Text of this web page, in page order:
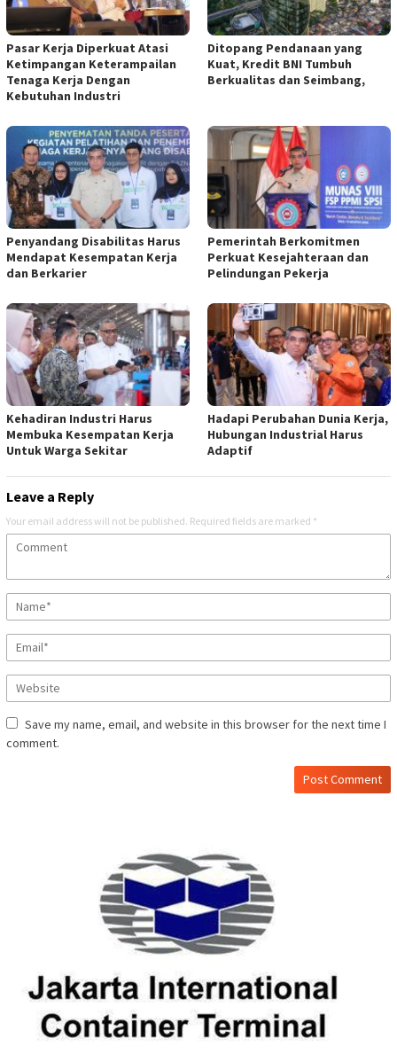
Pasar Kerja Diperkuat Atasi
Ketimpangan Keterampailan
Tenaga Kerja Dengan
Kebutuhan Industri
Ditopang Pendanaan yang
Kuat, Kredit BNI Tumbuh
Berkualitas dan Seimbang,
Penyandang Disabilitas Harus
Mendapat Kesempatan Kerja
dan Berkarier
Pemerintah Berkomitmen
Perkuat Kesejahteraan dan
Pelindungan Pekerja
Kehadiran Industri Harus
Membuka Kesempatan Kerja
Untuk Warga Sekitar
Hadapi Perubahan Dunia Kerja,
Hubungan Industrial Harus
Adaptif
Leave a Reply
Your email address will not be published. Required fields are marked *
Save my name, email, and website in this browser for the next time I
comment.